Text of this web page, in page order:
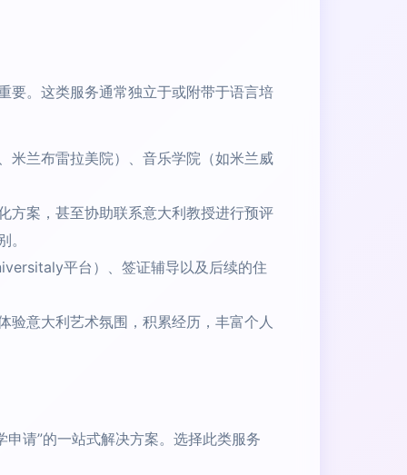
要。这类服务通常独立于或附带于语言培
米兰布雷拉美院）、音乐学院（如米兰威
方案，甚至协助联系意大利教授进行预评
平台）、签证辅导以及后续的住
验意大利艺术氛围，积累经历，丰富个人
请”的一站式解决方案。选择此类服务